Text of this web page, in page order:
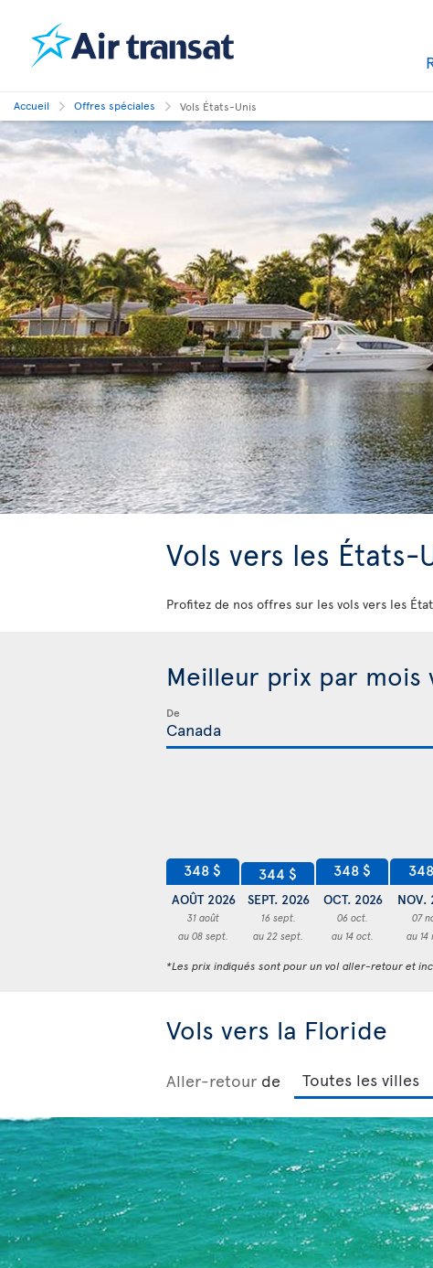
Accueil Offres spéciales Vols États-Unis
Vols vers les États-
Profitez de nos offres sur les vols vers les
Meilleur prix par mois
De
348 $
AOÛT 2026
31 août
au 08 sept.
344 $
SEPT. 2026
16 sept.
au 22 sept.
348 $
OCT. 2026
06 oct.
au 14 oct.
NOV.
07
au 14
*Les prix indiqués sont pour un vol aller-retour et
Vols vers la Floride
Aller-retour de